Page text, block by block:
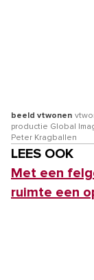
beeld vtwonen
productie Global
Peter Kragballen
LEES OOK
Met een
ruimte een